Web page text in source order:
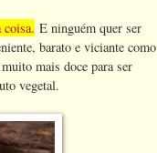
E ninguém quer ser
barato e viciante como
mais doce para ser
vegetal.